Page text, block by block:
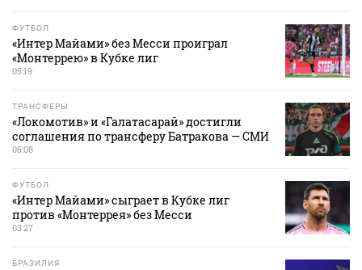
ФУТБОЛ
«Интер Майами» без Месси проиграл
«Монтеррею» в Кубке лиг
05:19
ТРАНСФЕРЫ
«Локомотив» и «Галатасарай» достигли
соглашения по трансферу Батракова — СМИ
05:08
ФУТБОЛ
«Интер Майами» сыграет в Кубке лиг
против «Монтеррея» без Месси
03:27
БРАЗИЛИЯ